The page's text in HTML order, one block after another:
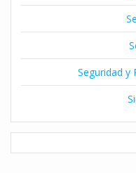
Seguridad y